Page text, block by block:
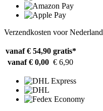
Verzendkosten voor Nederland
vanaf € 54,90 gratis*
vanaf € 0,00 € 6,90